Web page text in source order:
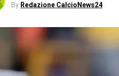
By Redazione CalcioNews24